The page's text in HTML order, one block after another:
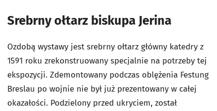
Srebrny ołtarz biskupa Jerina
Ozdobą wystawy jest srebrny ołtarz główny katedry z
1591 roku zrekonstruowany specjalnie na potrzeby tej
ekspozycji. Zdemontowany podczas oblężenia Festung
Breslau po wojnie nie był już prezentowany w całej
okazałości. Podzielony przed ukryciem, został